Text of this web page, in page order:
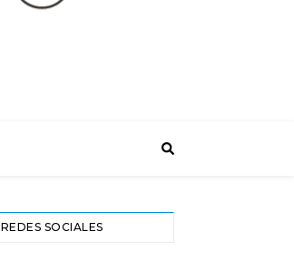
REDES SOCIALES